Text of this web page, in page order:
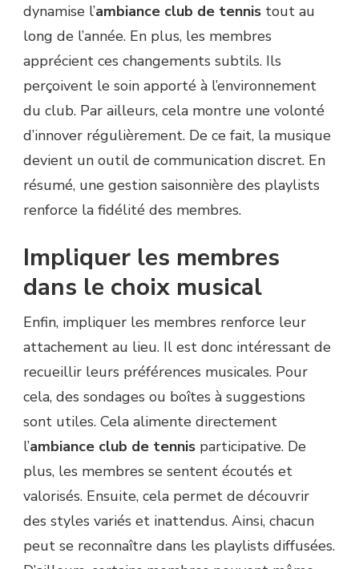
dynamise l’ambiance club de tennis tout au
long de l’année. En plus, les membres
apprécient ces changements subtils. Ils
perçoivent le soin apporté à l’environnement
du club. Par ailleurs, cela montre une volonté
d’innover régulièrement. De ce fait, la musique
devient un outil de communication discret. En
résumé, une gestion saisonnière des playlists
renforce la fidélité des membres.
Impliquer les membres
dans le choix musical
Enfin, impliquer les membres renforce leur
attachement au lieu. Il est donc intéressant de
recueillir leurs préférences musicales. Pour
cela, des sondages ou boîtes à suggestions
sont utiles. Cela alimente directement
l’ambiance club de tennis participative. De
plus, les membres se sentent écoutés et
valorisés. Ensuite, cela permet de découvrir
des styles variés et inattendus. Ainsi, chacun
peut se reconnaître dans les playlists diffusées.